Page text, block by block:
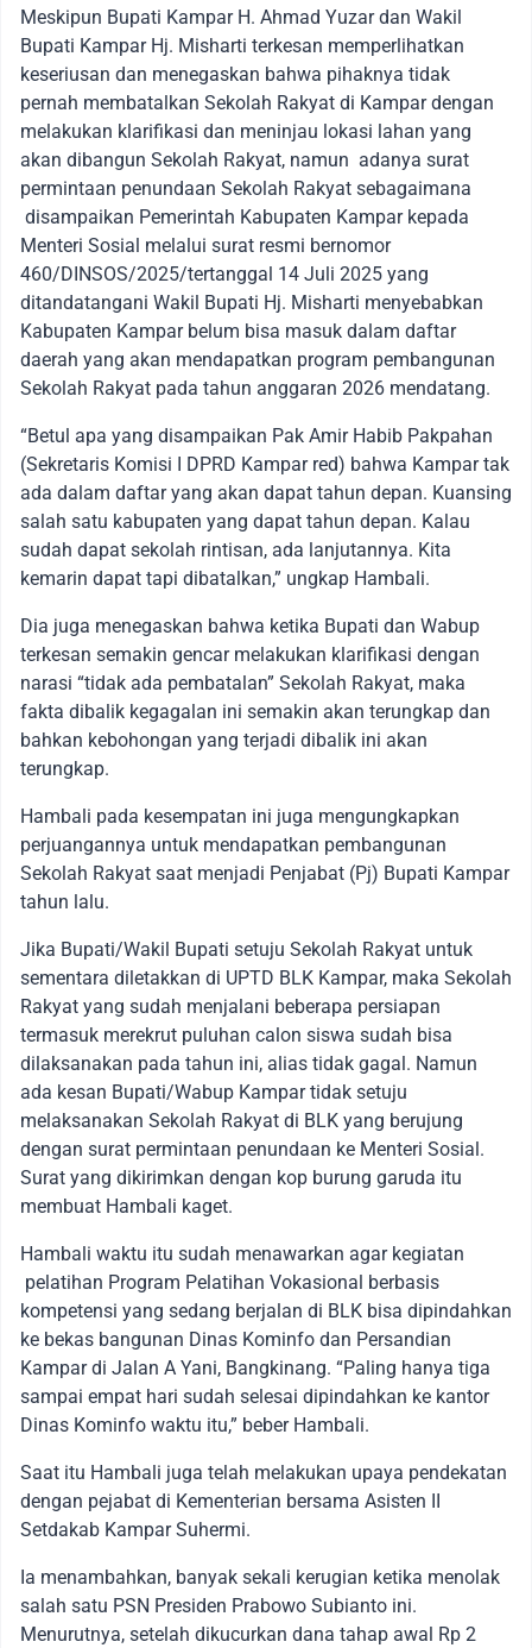
Meskipun Bupati Kampar H. Ahmad Yuzar dan Wakil
Bupati Kampar Hj. Misharti terkesan memperlihatkan
keseriusan dan menegaskan bahwa pihaknya tidak
pernah membatalkan Sekolah Rakyat di Kampar dengan
melakukan klarifikasi dan meninjau lokasi lahan yang
akan dibangun Sekolah Rakyat, namun adanya surat
permintaan penundaan Sekolah Rakyat sebagaimana
disampaikan Pemerintah Kabupaten Kampar kepada
Menteri Sosial melalui surat resmi bernomor
460/DINSOS/2025/tertanggal 14 Juli 2025 yang
ditandatangani Wakil Bupati Hj. Misharti menyebabkan
Kabupaten Kampar belum bisa masuk dalam daftar
daerah yang akan mendapatkan program pembangunan
Sekolah Rakyat pada tahun anggaran 2026 mendatang.
“Betul apa yang disampaikan Pak Amir Habib Pakpahan
(Sekretaris Komisi I DPRD Kampar red) bahwa Kampar tak
ada dalam daftar yang akan dapat tahun depan. Kuansing
salah satu kabupaten yang dapat tahun depan. Kalau
sudah dapat sekolah rintisan, ada lanjutannya. Kita
kemarin dapat tapi dibatalkan,” ungkap Hambali.
Dia juga menegaskan bahwa ketika Bupati dan Wabup
terkesan semakin gencar melakukan klarifikasi dengan
narasi “tidak ada pembatalan” Sekolah Rakyat, maka
fakta dibalik kegagalan ini semakin akan terungkap dan
bahkan kebohongan yang terjadi dibalik ini akan
terungkap.
Hambali pada kesempatan ini juga mengungkapkan
perjuangannya untuk mendapatkan pembangunan
Sekolah Rakyat saat menjadi Penjabat (Pj) Bupati Kampar
tahun lalu.
Jika Bupati/Wakil Bupati setuju Sekolah Rakyat untuk
sementara diletakkan di UPTD BLK Kampar, maka Sekolah
Rakyat yang sudah menjalani beberapa persiapan
termasuk merekrut puluhan calon siswa sudah bisa
dilaksanakan pada tahun ini, alias tidak gagal. Namun
ada kesan Bupati/Wabup Kampar tidak setuju
melaksanakan Sekolah Rakyat di BLK yang berujung
dengan surat permintaan penundaan ke Menteri Sosial.
Surat yang dikirimkan dengan kop burung garuda itu
membuat Hambali kaget.
Hambali waktu itu sudah menawarkan agar kegiatan
pelatihan Program Pelatihan Vokasional berbasis
kompetensi yang sedang berjalan di BLK bisa dipindahkan
ke bekas bangunan Dinas Kominfo dan Persandian
Kampar di Jalan A Yani, Bangkinang. “Paling hanya tiga
sampai empat hari sudah selesai dipindahkan ke kantor
Dinas Kominfo waktu itu,” beber Hambali.
Saat itu Hambali juga telah melakukan upaya pendekatan
dengan pejabat di Kementerian bersama Asisten II
Setdakab Kampar Suhermi.
Ia menambahkan, banyak sekali kerugian ketika menolak
salah satu PSN Presiden Prabowo Subianto ini.
Menurutnya, setelah dikucurkan dana tahap awal Rp 2